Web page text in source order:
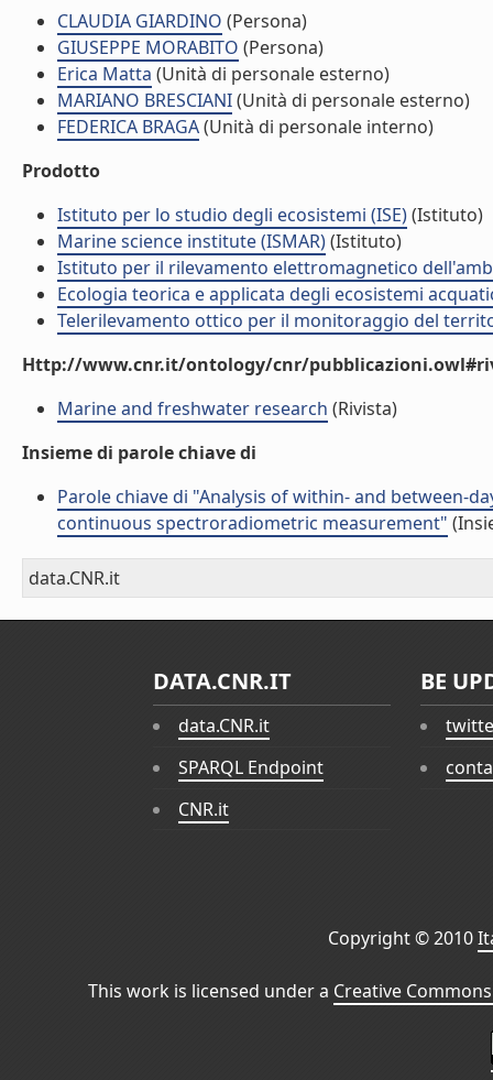
CLAUDIA GIARDINO (Persona)
GIUSEPPE MORABITO (Persona)
Erica Matta (Unità di personale esterno)
MARIANO BRESCIANI(Unità di personale esterno)
FEDERICA BRAGA(Unità di personale interno)
Prodotto
Istituto per lo studio degli ecosistemi (ISE)(Istituto)
Marine science institute (ISMAR)(Istituto)
Istituto per il rilevamento elettromagnetico
Ecologia teorica e applicata degli ecosistemi
Telerilevamento ottico per il monitoraggio del
Http://www.cnr.it/ontology/cnr/
Marine and freshwater research (Rivista)
Insieme di parole chiave di
Parole chiave di "Analysis of within- and between-
continuous spectroradiometric measurement"
data.CNR.it
DATA.CNR.IT
data.CNR.it
SPARQL Endpoint
CNR.it
BE
Copyright © 2010
This work is licensed under a Creative